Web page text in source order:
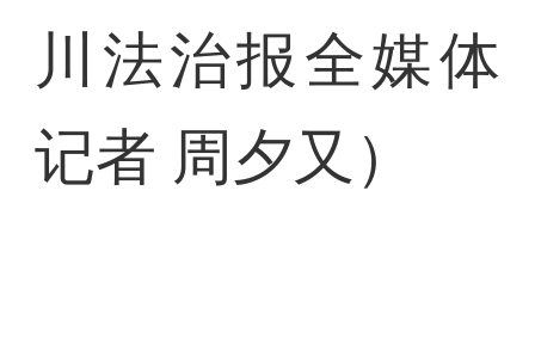
川法治报全媒体
记者 周夕又）